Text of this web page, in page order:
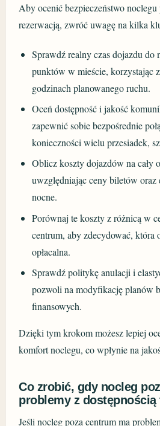
Aby ocenić bezpieczeństwo noclegu
rezerwacją, zwróć uwagę na kilka
Sprawdź realny czas dojazdu do
punktów w mieście, korzystając
godzinach planowanego ruchu.
Oceń dostępność i jakość
zapewnić sobie bezpośrednie
konieczności wielu przesiadek,
Oblicz koszty dojazdów na cały
uwzględniając ceny biletów
nocne.
Porównaj te koszty z różnicą w
centrum, aby zdecydować, która
opłacalna.
Sprawdź politykę anulacji i
pozwoli na modyfikację planów
finansowych.
Dzięki tym krokom możesz lepiej
komfort noclegu, co wpłynie na
Co zrobić, gdy nocleg
problemy z
Jeśli nocleg poza centrum ma